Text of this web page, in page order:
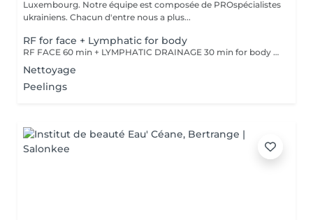
Luxembourg. Notre équipe est composée de PROspécialistes
ukrainiens. Chacun d'entre nous a plus...
RF for face + Lymphatic for body
RF FACE 60 min + LYMPHATIC DRAINAGE 30 min for body Your face lifts. Your body drains. Two systems working together to provide the full experience.
Nettoyage
Peelings